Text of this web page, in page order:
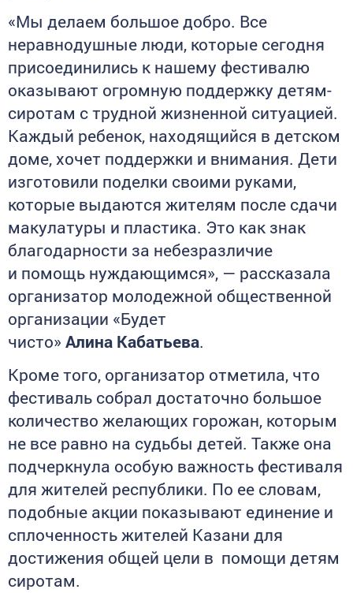
«Мы делаем большое добро. Все
неравнодушные люди, которые сегодня
присоединились к нашему фестивалю
оказывают огромную поддержку детям-
сиротам с трудной жизненной ситуацией.
Каждый ребенок, находящийся в детском
доме, хочет поддержки и внимания. Дети
изготовили поделки своими руками,
которые выдаются жителям после сдачи
макулатуры и пластика. Это как знак
благодарности за небезразличие
и помощь нуждающимся», — рассказала
организатор молодежной общественной
организации «Будет
чисто» Алина Кабатьева.
Кроме того, организатор отметила, что
фестиваль собрал достаточно большое
количество желающих горожан, которым
не все равно на судьбы детей. Также она
подчеркнула особую важность фестиваля
для жителей республики. По ее словам,
подобные акции показывают единение и
сплоченность жителей Казани для
достижения общей цели в помощи детям
сиротам.